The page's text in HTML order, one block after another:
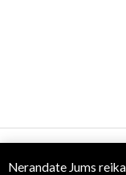
Nerandate Jums